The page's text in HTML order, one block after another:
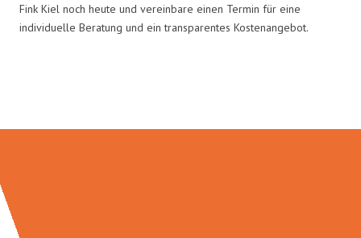
Fink Kiel noch heute und vereinbare einen Termin für eine
individuelle Beratung und ein transparentes Kostenangebot.